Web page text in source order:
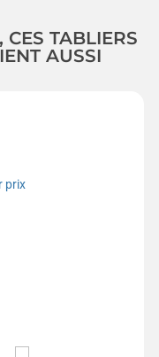
CES TABLIERS
AUSSI